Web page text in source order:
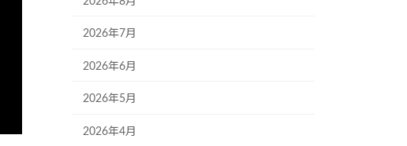
2026年7月
2026年6月
2026年5月
2026年4月